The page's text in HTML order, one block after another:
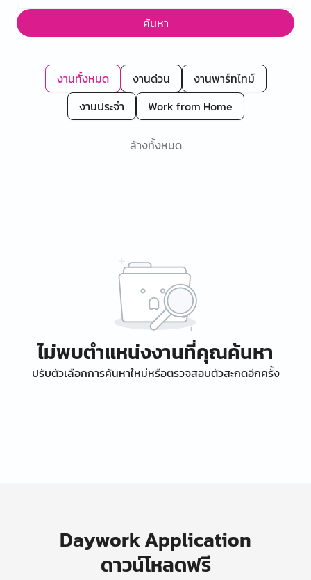
ค้นหา
งานทั้งหมด งานด่วน
งานพาร์ทไทม์
งานประจำ
Work from Home
ล้างทั้งหมด
ไม่พบตำแหน่งงานที่คุณค้นหา
ปรับตัวเลือกการค้นหาใหม่หรือตรวจสอบตัวสะกดอีกครั้ง
Daywork Application
ดาวน์โหลดฟรี